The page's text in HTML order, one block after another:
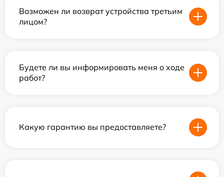
Возможен ли возврат устройства третьим
лицом?
Будете ли вы информировать меня о ходе
работ?
Какую гарантию вы предоставляете?